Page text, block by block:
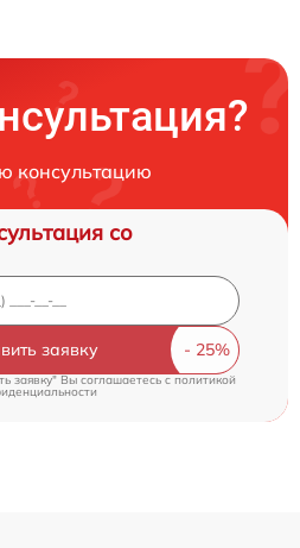
консультацию
со
заявку
заявку" Вы соглашаетесь cполитикой